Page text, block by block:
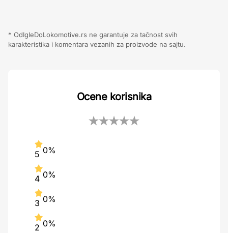
* OdIgleDoLokomotive.rs ne garantuje za tačnost svih
karakteristika i komentara vezanih za proizvode na sajtu.
Ocene korisnika
5 0%
4 0%
3 0%
2 0%